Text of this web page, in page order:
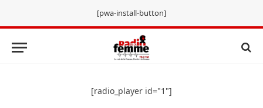
[pwa-install-button]
[radio_player id="1"]